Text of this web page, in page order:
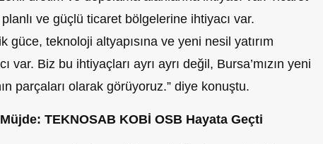
planlı ve güçlü ticaret bölgelerine ihtiyacı var.
güce, teknoloji altyapısına ve yeni nesil yatırım
var. Biz bu ihtiyaçları ayrı ayrı değil, Bursa’mızın yeni
parçaları olarak görüyoruz.” diye konuştu.
TEKNOSAB KOBİ OSB Hayata Geçti